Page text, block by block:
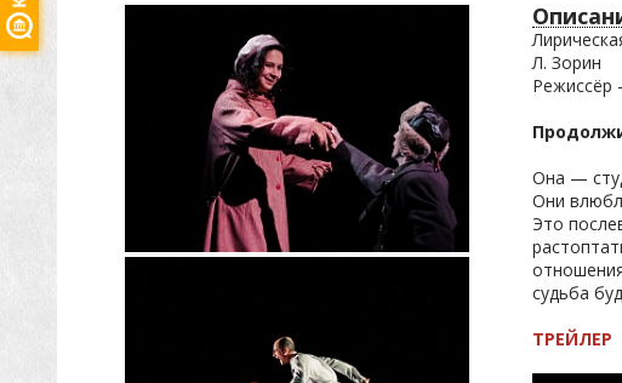
Л. Зорин
Режиссёр
Она —
Они
Это
судьба
ТРЕЙЛЕР